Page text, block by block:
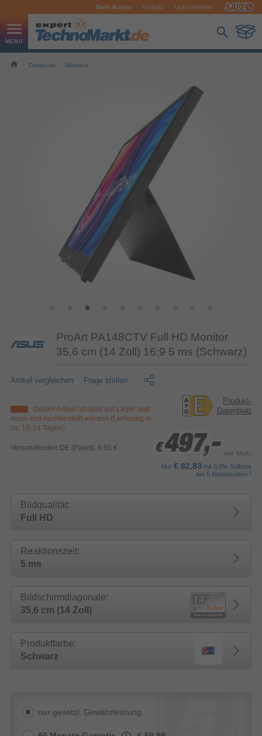
Mein Konto Kontakt Unternehmen
Computer Monitore
ProArt PA148CTV Full HD Monitor
35,6 cm (14 Zoll) 16:9 5 ms (Schwarz)
Artikel vergleichen Frage stellen
Dieser Artikel ist nicht auf Lager und
muss erst nachbestellt werden (Lieferung in
ca. 10-14 Tagen)
Versandkosten DE (Paket): 6,95 €
Produkt-
Datenblatt
€ 497,-
€ 497,-
€ 497,- inkl. MwSt.
Nur € 82,83 mit 0,0% Sollzins
bei 6 Monatsraten 1
Bildqualität:
Full HD
Reaktionszeit:
5 ms
Bildschirmdiagonale:
35,6 cm (14 Zoll)
Produktfarbe:
Schwarz
nur gesetzl. Gewährleistung